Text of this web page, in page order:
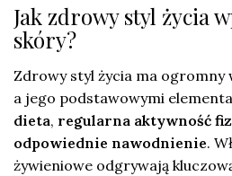
Jak zdrowy styl życia
skóry?
Zdrowy styl życia ma ogromny
a jego podstawowymi
dieta, regularna aktywność
odpowiednie nawodnienie.
żywieniowe odgrywają